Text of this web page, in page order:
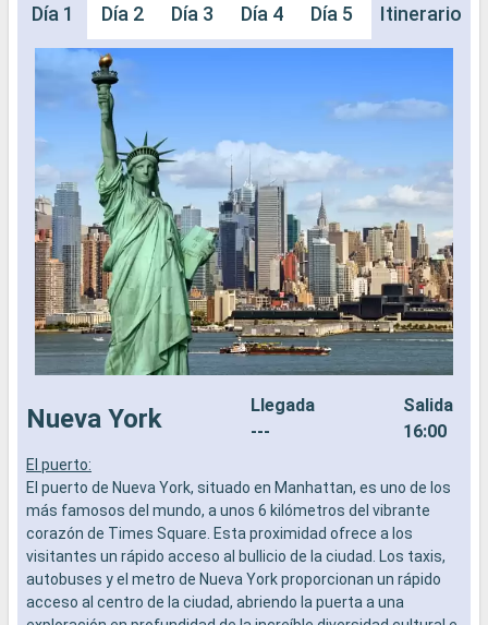
Día 1 Día 2 Día 3 Día 4 Día 5 Día 6
Itinerario
Nueva York
Llegada
---
Salida
16:00
El puerto:
El puerto de Nueva York, situado en Manhattan, es uno de los
más famosos del mundo, a unos 6 kilómetros del vibrante
corazón de Times Square. Esta proximidad ofrece a los
visitantes un rápido acceso al bullicio de la ciudad. Los taxis,
autobuses y el metro de Nueva York proporcionan un rápido
acceso al centro de la ciudad, abriendo la puerta a una